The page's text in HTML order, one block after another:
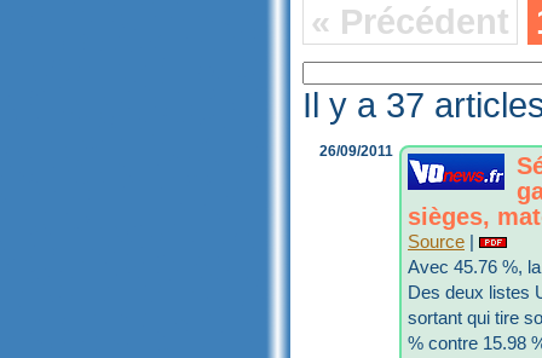
« Précédent
Il y a 37
26/09/2011
sièges,
Source
Avec 45.76 %,
Des deux listes
sortant qui tire
% contre 15.98